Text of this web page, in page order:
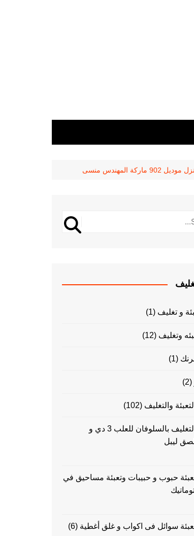
منسى
و تغليف (1)
وتغليف (12)
(1)
(2)
والتغليف (102)
ماكينات التغليف بالسلوفان للعلب 3 دي و
ليبل
حبوب و حبيبات وتعبئة مساحيق في
سوائل فى اكواب و غلق أغطية (6)